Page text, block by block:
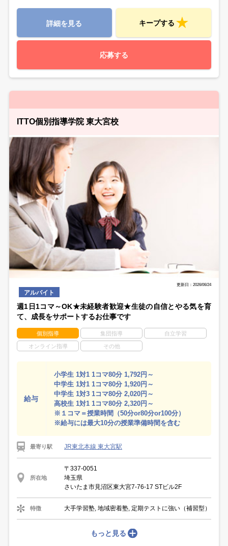
詳細を見る キープする
応募する
ITTO個別指導学院 東大宮校
更新日：2026/06/24
アルバイト
週1日1コマ～OK★未経験者歓迎★生徒の自信とやる気を育
て、成長をサポートするお仕事です
個別指導 集団指導 自立学習
オンライン指導 その他
給与
小学生 1対1 1コマ80分 1,792円～
中学生 1対1 1コマ80分 1,920円～
中学生 1対3 1コマ80分 2,020円～
高校生 1対1 1コマ80分 2,320円～
※１コマ＝授業時間（50分or80分or100分）
※給与には最大10分の授業準備時間を含む
最寄り駅 JR東北本線 東大宮駅
所在地
〒337-0051
埼玉県
さいたま市見沼区東大宮7-76-17 STビル2F
特徴 大手学習塾, 地域密着塾, 定期テストに強い（補習型）
もっと見る